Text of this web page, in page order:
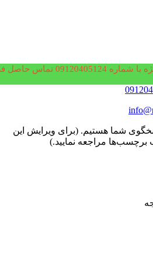
تماس حاصل فرمایید.
هفته پاسخگوی شما هستیم. (برای ویرایش این
برچسب‌ها مراجعه نمایید.)